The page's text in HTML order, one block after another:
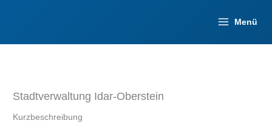
Menü
Stadtverwaltung Idar-Oberstein
Kurzbeschreibung